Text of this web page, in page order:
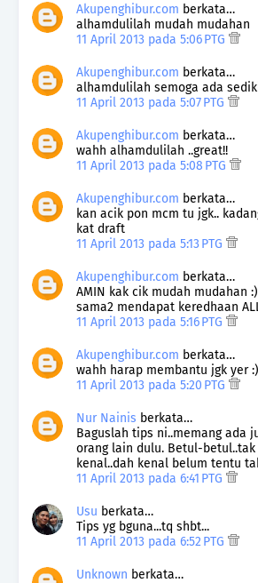
Akupenghibur.com berkata…
alhamdulilah mudah mudahan
11 April 2013 pada 5:06 PTG
Akupenghibur.com berkata…
alhamdulilah semoga ada
11 April 2013 pada 5:07 PTG
Akupenghibur.com berkata…
wahh alhamdulilah ..great!!
11 April 2013 pada 5:08 PTG
Akupenghibur.com berkata…
kan acik pon mcm tu jgk..
kat draft
11 April 2013 pada 5:13 PTG
Akupenghibur.com berkata…
AMIN kak cik mudah mudahan
sama2 mendapat keredhaan
11 April 2013 pada 5:16 PTG
Akupenghibur.com berkata…
wahh harap membantu jgk yer :)
11 April 2013 pada 5:20 PTG
Nur Nainis berkata…
Baguslah tips ni..memang ada
orang lain dulu. Betul-
kenal..dah kenal belum tentu
11 April 2013 pada 6:41 PTG
Usu berkata…
Tips yg bguna...tq shbt...
11 April 2013 pada 6:52 PTG
Unknown berkata…